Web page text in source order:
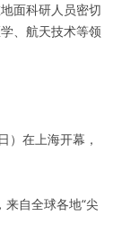
面科研人员密切
、航天技术等领
）在上海开幕，
来自全球各地“尖